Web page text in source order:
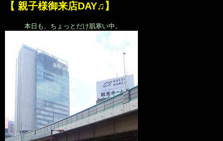
【 親子様御来店DAY♫】
本日も、ちょっとだけ肌寒い中。